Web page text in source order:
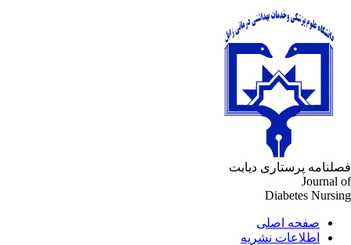
پرستاری دیابت
Journal
Diabetes
صفحه اصلی
اطلاعات نشریه